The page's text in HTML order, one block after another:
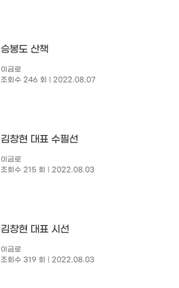
승봉도 산책
이금로
조회수 246 회
| 2022.08.07
김창현 대표 수필선
이금로
조회수 215 회
| 2022.08.03
김창현 대표 시선
이금로
조회수 319 회
| 2022.08.03